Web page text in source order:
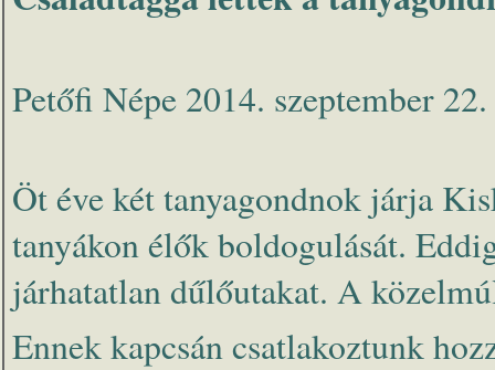
Petőfi Népe 2014. szeptember
Öt éve két tanyagondnok járja
tanyákon élők boldogulását.
járhatatlan dűlőutakat. A
Ennek kapcsán csatlakoztunk